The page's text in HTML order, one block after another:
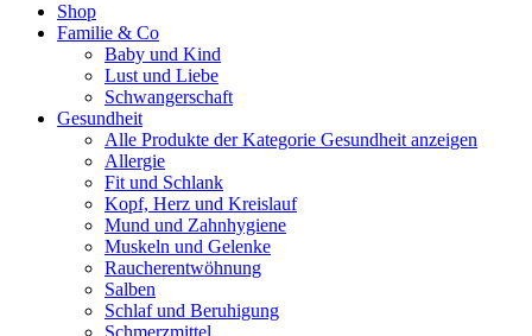
page
opens
Shop
Familie & Co
Baby und Kind
Lust und Liebe
Schwangerschaft
Gesundheit
Alle Produkte der Kategorie Gesundheit anzeigen
Allergie
Fit und Schlank
Kopf, Herz und Kreislauf
Mund und Zahnhygiene
Muskeln und Gelenke
Raucherentwöhnung
Salben
Schlaf und Beruhigung
Schmerzmittel